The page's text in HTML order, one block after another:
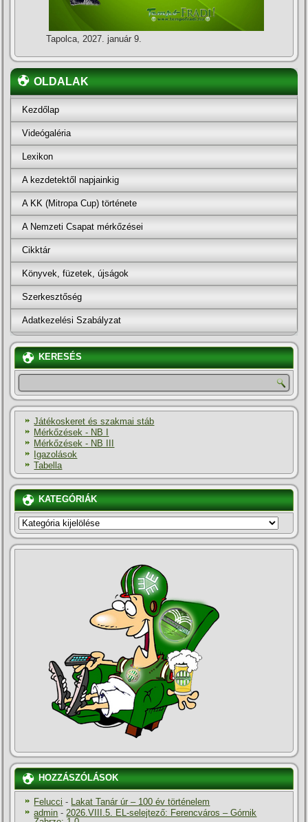
Tapolca, 2027. január 9.
OLDALAK
Kezdőlap
Videógaléria
Lexikon
A kezdetektől napjainkig
A KK (Mitropa Cup) története
A Nemzeti Csapat mérkőzései
Cikktár
Könyvek, füzetek, újságok
Szerkesztőség
Adatkezelési Szabályzat
KERESÉS
Játékoskeret és szakmai stáb
Mérkőzések - NB I
Mérkőzések - NB III
Igazolások
Tabella
KATEGÓRIÁK
KATEGÓRIÁK
HOZZÁSZÓLÁSOK
Felucci - Lakat Tanár úr – 100 év történelem
admin -2026.VIII.5. EL-selejtező: Ferencváros – Górnik